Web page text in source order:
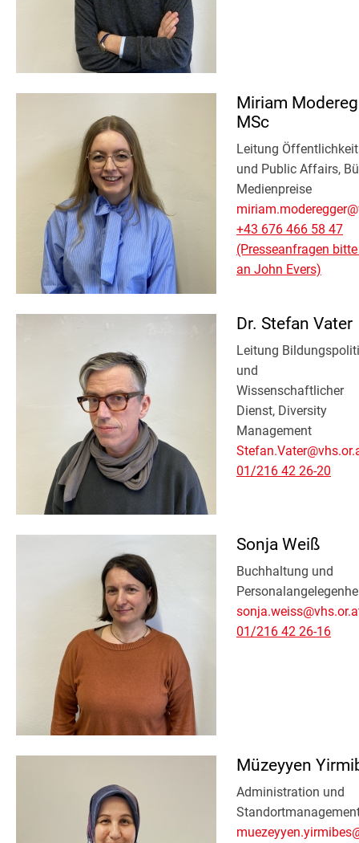
Miriam
MSc
Leitung
und Public Affairs,
Medienpreise
+43 676 466 58 47
(Presseanfragen
an John Evers)
Dr. Stefan Vater
Leitung
und
Wissenschaftlicher
Dienst, Diversity
Management
01/216 42 26-20
Sonja Weiß
Buchhaltung und
01/216 42 26-16
Müzeyyen
Administration und